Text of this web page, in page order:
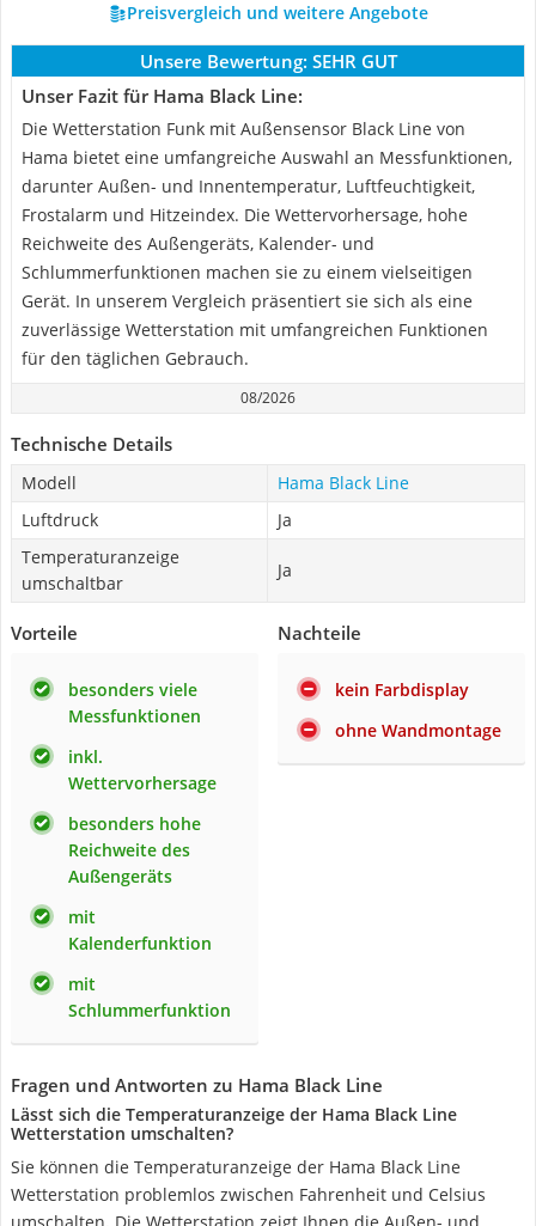
Preisvergleich und weitere Angebote
Unsere Bewertung: SEHR GUT
Unser Fazit für Hama Black Line:
Die Wetterstation Funk mit Außensensor Black Line von
Hama bietet eine umfangreiche Auswahl an Messfunktionen,
darunter Außen- und Innentemperatur, Luftfeuchtigkeit,
Frostalarm und Hitzeindex. Die Wettervorhersage, hohe
Reichweite des Außengeräts, Kalender- und
Schlummerfunktionen machen sie zu einem vielseitigen
Gerät. In unserem Vergleich präsentiert sie sich als eine
zuverlässige Wetterstation mit umfangreichen Funktionen
für den täglichen Gebrauch.
08/2026
Technische Details
Modell
Hama Black Line
Luftdruck
Ja
Temperaturanzeige
umschaltbar
Ja
Vorteile
besonders viele
Messfunktionen
inkl.
Wettervorhersage
besonders hohe
Reichweite des
Außengeräts
mit
Kalenderfunktion
mit
Schlummerfunktion
Nachteile
kein Farbdisplay
ohne Wandmontage
Fragen und Antworten zu Hama Black Line
Lässt sich die Temperaturanzeige der Hama Black Line
Wetterstation umschalten?
Sie können die Temperaturanzeige der Hama Black Line
Wetterstation problemlos zwischen Fahrenheit und Celsius